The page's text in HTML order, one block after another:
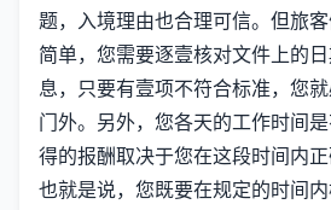
题，入境理由也合理可信。但旅
简单，您需要逐壹核对文件上的
息，只要有壹项不符合标准，您
门外。另外，您各天的工作时间
得的报酬取决于您在这段时间内正
也就是说，您既要在规定的时间